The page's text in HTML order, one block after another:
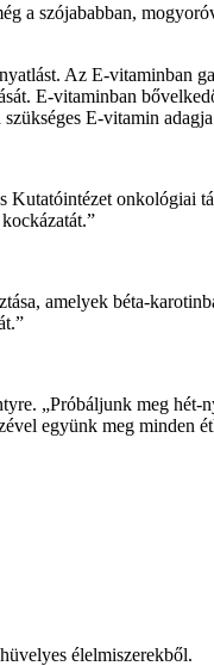
a szójababban,
Az E-vitaminban
E-vitaminban
E-vitamin
onkológiai
amelyek béta-
„Próbáljunk meg hét-
együnk meg minden
élelmiszerekből.